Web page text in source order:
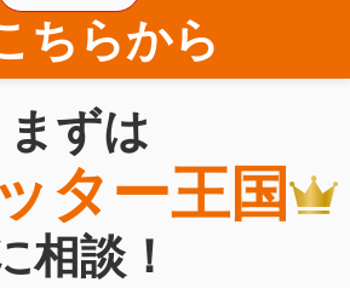
ちらから
まずは
ター王国
相談！